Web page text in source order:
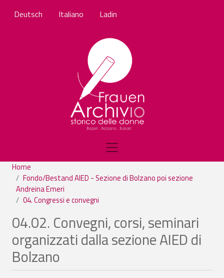
Deutsch Italiano Ladin
Home
Fondo/Bestand AIED - Sezione di Bolzano poi sezione
Andreina Emeri
04. Congressi e convegni
04.02. Convegni, corsi, seminari
organizzati dalla sezione AIED di
Bolzano